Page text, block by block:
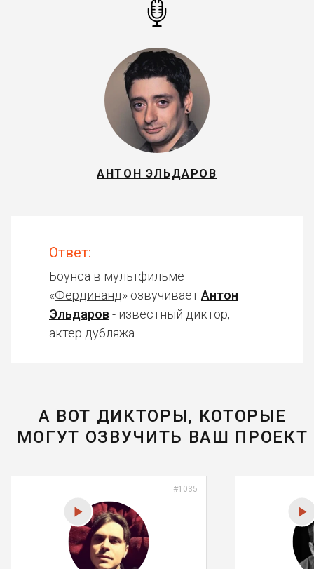
АНТОН ЭЛЬДАРОВ
Ответ:
Боунса в мультфильме
«Фердинанд» озвучиваетАнтон
Эльдаров - известный диктор,
актер дубляжа.
А ВОТ ДИКТОРЫ, КОТОРЫЕ
МОГУТ ОЗВУЧИТЬ ВАШ ПРОЕКТ
#1035